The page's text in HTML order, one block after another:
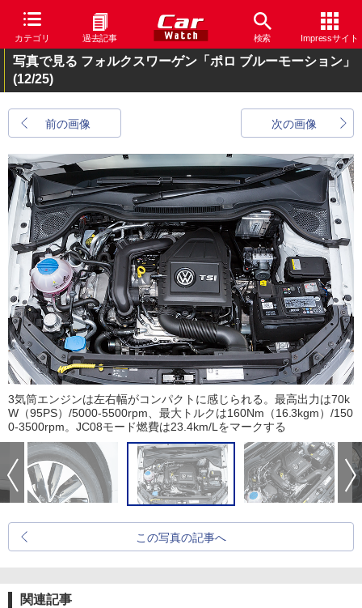
カテゴリ 過去記事 検索 Impressサイト
写真で見る フォルクスワーゲン「ポロ ブルーモーション」
(12/25)
前の画像 次の画像
3気筒エンジンは左右幅がコンパクトに感じられる。最高出力は70k
W（95PS）/5000-5500rpm、最大トルクは160Nm（16.3kgm）/150
0-3500rpm。JC08モード燃費は23.4km/Lをマークする
この写真の記事へ
関連記事